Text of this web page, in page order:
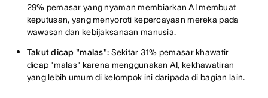
29% pemasar yang nyaman membiarkan AI membuat
keputusan, yang menyoroti kepercayaan mereka pada
wawasan dan kebijaksanaan manusia.
Takut dicap "malas": Sekitar 31% pemasar khawatir
dicap "malas" karena menggunakan AI, kekhawatiran
yang lebih umum di kelompok ini daripada di bagian lain.